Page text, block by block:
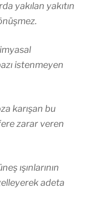
yakılan yakıtın
istenmeyen
karışan bu
zarar veren
ışınlarının
adeta